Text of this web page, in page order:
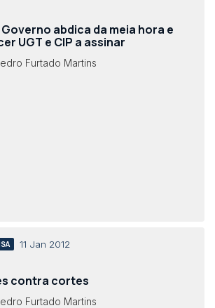
abdica da meia hora e
UGT e CIP a assinar
Furtado Martins
11 Jan 2012
contra cortes
Furtado Martins